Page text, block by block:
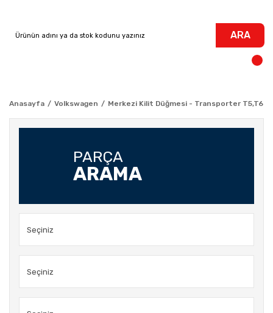
ARA
Anasayfa Volkswagen Merkezi Kilit Düğmesi - Transporter T5,T6
PARÇA
ARAMA